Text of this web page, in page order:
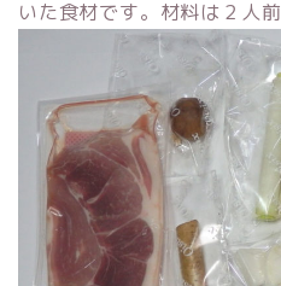
いた食材です。材料は２人前